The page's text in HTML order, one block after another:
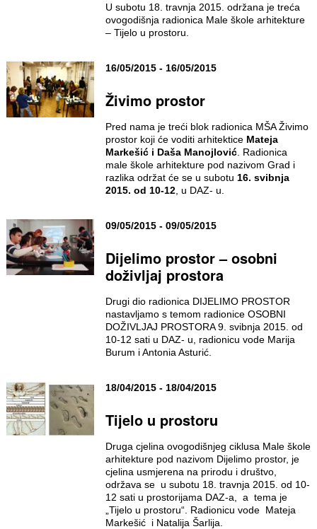
U subotu 18. travnja 2015. održana je treća
ovogodišnja radionica Male škole arhitekture
– Tijelo u prostoru.
16/05/2015 - 16/05/2015
Živimo prostor
Pred nama je treći blok radionica MŠA Živimo
prostor koji će voditi arhitektice Mateja
Markešić i Daša Manojlović. Radionica
male škole arhitekture pod nazivom Grad i
razlika održat će se u subotu 16. svibnja
2015. od 10-12, u DAZ- u.
09/05/2015 - 09/05/2015
Dijelimo prostor – osobni
doživljaj prostora
Drugi dio radionica DIJELIMO PROSTOR
nastavljamo s temom radionice OSOBNI
DOŽIVLJAJ PROSTORA 9. svibnja 2015. od
10-12 sati u DAZ- u, radionicu vode Marija
Burum i Antonia Asturić.
18/04/2015 - 18/04/2015
Tijelo u prostoru
Druga cjelina ovogodišnjeg ciklusa Male škole
arhitekture pod nazivom Dijelimo prostor, je
cjelina usmjerena na prirodu i društvo,
održava se u subotu 18. travnja 2015. od 10-
12 sati u prostorijama DAZ-a, a tema je
„Tijelo u prostoru“. Radionicu vode Mateja
Markešić i Natalija Šarlija.